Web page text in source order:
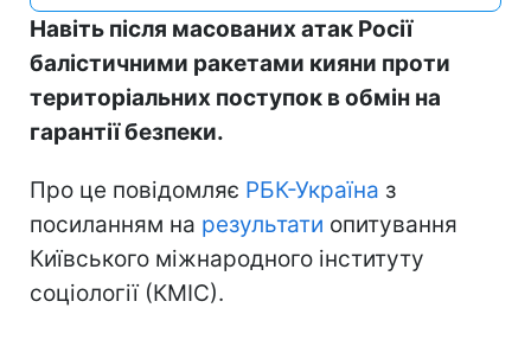
Навіть після масованих атак Росії
балістичними ракетами кияни проти
територіальних поступок в обмін на
гарантії безпеки.
Про це повідомляє РБК-Україна з
посиланням на результати опитування
Київського міжнародного інституту
соціології (КМІС).